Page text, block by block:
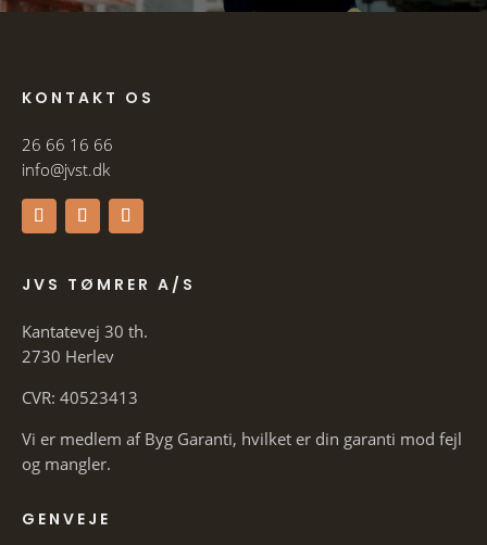
KONTAKT OS
26 66 16 66
info@jvst.dk
JVS TØMRER A/S
Kantatevej 30 th.
2730 Herlev
CVR: 40523413
Vi er medlem af Byg Garanti, hvilket er din garanti mod fejl
og mangler.
GENVEJE